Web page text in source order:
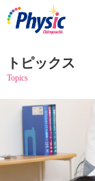
トピックス
Topics